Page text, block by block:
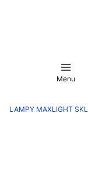
Menu
LAMPY MAXLIGHT